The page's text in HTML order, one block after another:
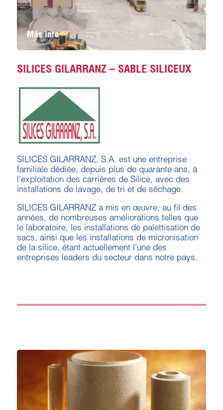
Más info
SILICES GILARRANZ – SABLE SILICEUX
SILICES GILARRANZ, S.A. est une entreprise
familiale dédiée, depuis plus de quarante ans, à
l’exploitation des carrières de Silice, avec des
installations de lavage, de tri et de séchage.
SILICES GILARRANZ a mis en œuvre, au fil des
années, de nombreuses améliorations telles que
le laboratoire, les installations de palettisation de
sacs, ainsi que les installations de micronisation
de la silice, étant actuellement l’une des
entreprises leaders du secteur dans notre pays.